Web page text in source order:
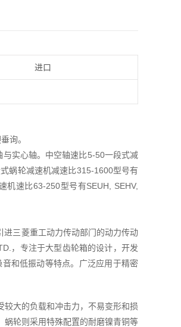
进口
询。
实心轴。中空轴速比5-50一段式减
蜗轮减速机减速比315-1600型号有
机速比63-250型号有SEUH, SEHV,
进三菱重工动力传动部门的动力传动
，专注于大型齿轮箱的设计，开发
和低振动等特点。广泛应用于精密
大的负载和冲击力，不易变形和损
轮则采用特殊配置的耐磨镍青铜等